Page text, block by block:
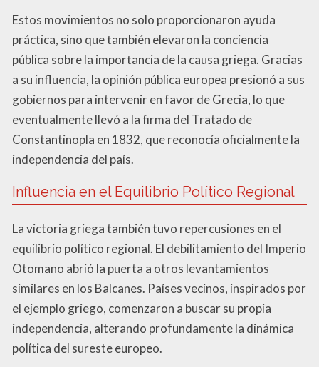
Estos movimientos no solo proporcionaron ayuda
práctica, sino que también elevaron la conciencia
pública sobre la importancia de la causa griega. Gracias
a su influencia, la opinión pública europea presionó a sus
gobiernos para intervenir en favor de Grecia, lo que
eventualmente llevó a la firma del Tratado de
Constantinopla en 1832, que reconocía oficialmente la
independencia del país.
Influencia en el Equilibrio Político Regional
La victoria griega también tuvo repercusiones en el
equilibrio político regional. El debilitamiento del Imperio
Otomano abrió la puerta a otros levantamientos
similares en los Balcanes. Países vecinos, inspirados por
el ejemplo griego, comenzaron a buscar su propia
independencia, alterando profundamente la dinámica
política del sureste europeo.